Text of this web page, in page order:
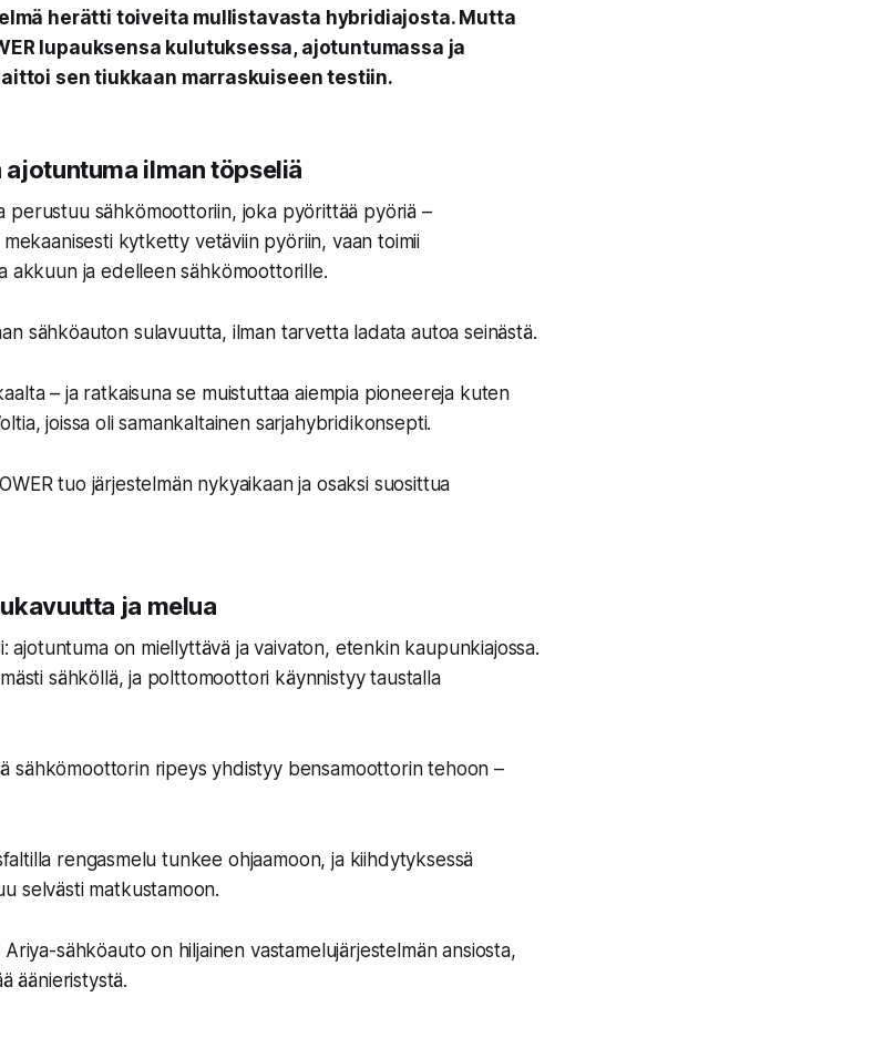
herätti toiveita mullistavasta hybridiajosta. Mutta
lupauksensa kulutuksessa, ajotuntumassa ja
sen tiukkaan marraskuiseen testiin.
ajotuntuma ilman töpseliä
perustuu sähkömoottoriin, joka pyörittää pyöriä –
kytketty vetäviin pyöriin, vaan toimii
akkuun ja edelleen sähkömoottorille.
sähköauton sulavuutta, ilman tarvetta ladata autoa seinästä.
– ja ratkaisuna se muistuttaa aiempia pioneereja kuten
joissa oli samankaltainen sarjahybridikonsepti.
tuo järjestelmän nykyaikaan ja osaksi suosittua
ja melua
ajotuntuma on miellyttävä ja vaivaton, etenkin kaupunkiajossa.
sähköllä, ja polttomoottori käynnistyy taustalla
sähkömoottorin ripeys yhdistyy bensamoottorin tehoon –
rengasmelu tunkee ohjaamoon, ja kiihdytyksessä
selvästi matkustamoon.
Ariya-sähköauto on hiljainen vastamelujärjestelmän ansiosta,
äänieristystä.